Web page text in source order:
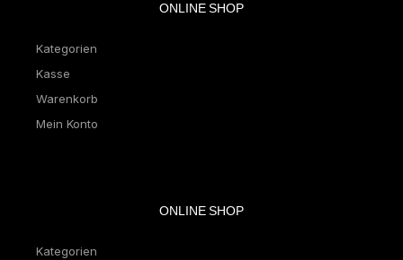
ONLINE SHOP
Kategorien
Kasse
Warenkorb
Mein Konto
ONLINE SHOP
Kategorien